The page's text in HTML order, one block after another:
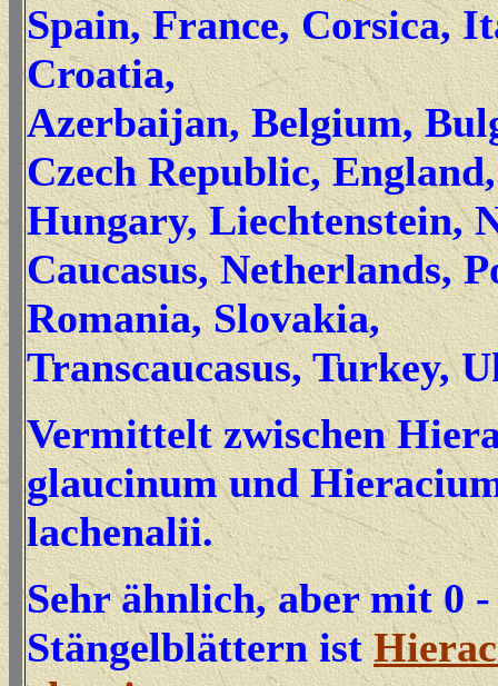
Spain, France, Corsica,
Croatia,
Azerbaijan, Belgium,
Czech Republic, England,
Hungary, Liechtenstein,
Caucasus, Netherlands,
Romania, Slovakia,
Transcaucasus, Turkey,
Vermittelt zwischen
glaucinum und
lachenalii.
Sehr ähnlich, aber mit 0 -
Stängelblättern ist